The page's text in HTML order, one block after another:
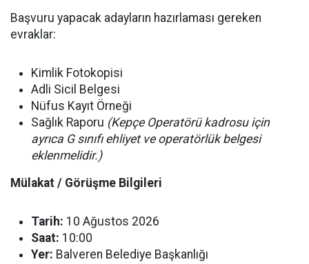
Başvuru yapacak adayların hazırlaması gereken
evraklar:
Kimlik Fotokopisi
Adli Sicil Belgesi
Nüfus Kayıt Örneği
Sağlık Raporu (Kepçe Operatörü kadrosu için
ayrıca G sınıfı ehliyet ve operatörlük belgesi
eklenmelidir.)
Mülakat / Görüşme Bilgileri
Tarih: 10 Ağustos 2026
Saat: 10:00
Yer: Balveren Belediye Başkanlığı